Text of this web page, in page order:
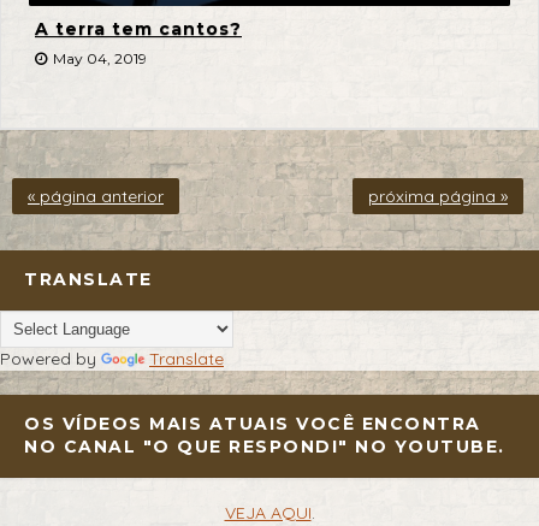
A terra tem cantos?
May 04, 2019
« página anterior próxima página »
TRANSLATE
Powered by Translate
OS VÍDEOS MAIS ATUAIS VOCÊ ENCONTRA
NO CANAL "O QUE RESPONDI" NO YOUTUBE.
VEJA AQUI.